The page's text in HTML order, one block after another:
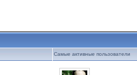
Самые активные пользователи